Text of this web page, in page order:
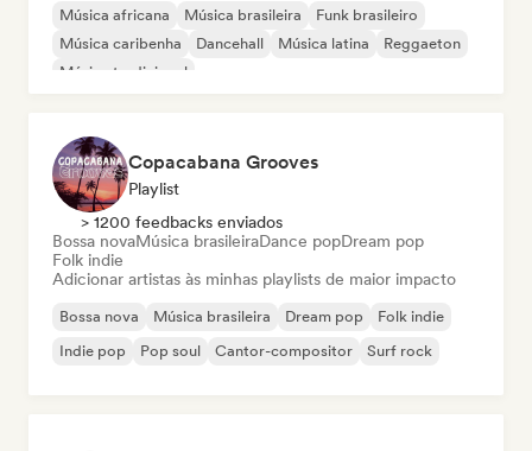
Música africana Música brasileira
Funk brasileiro
Música caribenha
Dancehall Música latina
Reggaeton
Música tradicional
Copacabana Grooves
Playlist
> 1200 feedbacks enviados
Bossa novaMúsica brasileiraDance popDream pop
Folk indie
Adicionar artistas às minhas playlists de maior impacto
Bossa nova Música brasileira Dream pop
Folk indie
Indie pop
Pop soul Cantor-compositor Surf rock